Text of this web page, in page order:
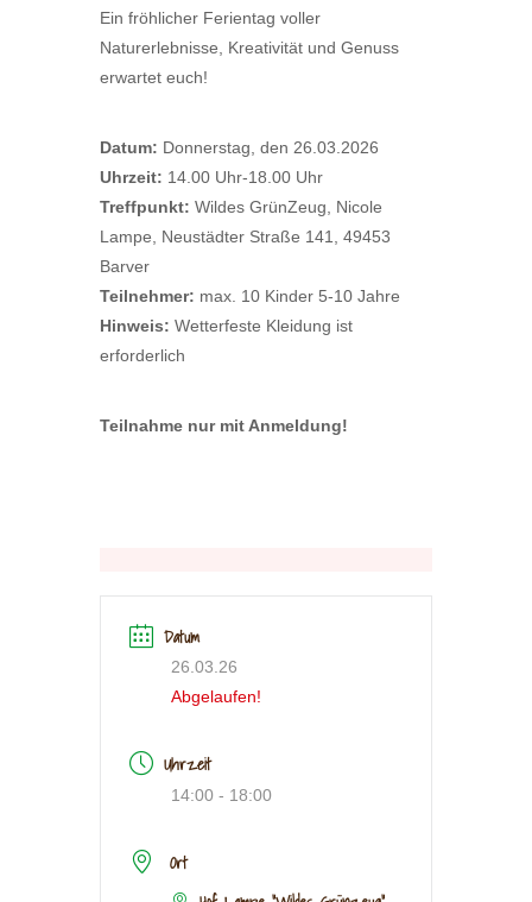
Ein fröhlicher Ferientag voller
Naturerlebnisse, Kreativität und Genuss
erwartet euch!
Datum: Donnerstag, den 26.03.2026
Uhrzeit: 14.00 Uhr-18.00 Uhr
Treffpunkt: Wildes GrünZeug, Nicole
Lampe, Neustädter Straße 141, 49453
Barver
Teilnehmer: max. 10 Kinder 5-10 Jahre
Hinweis: Wetterfeste Kleidung ist
erforderlich
Teilnahme nur mit Anmeldung!
Datum
26.03.26
Abgelaufen!
Uhrzeit
14:00 - 18:00
Ort